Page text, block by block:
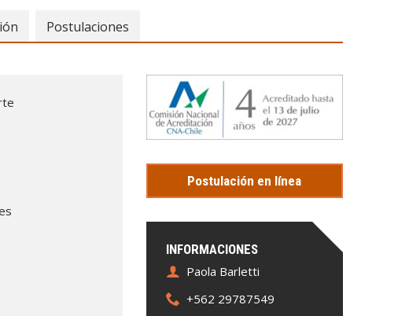
Postulaciones
Postulación en línea
INFORMACIONES
Paola Barletti
+562 29787549